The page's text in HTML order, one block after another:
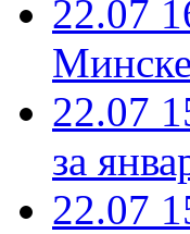
22.07
22.07
за
22.07